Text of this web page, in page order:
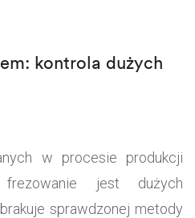
kontrola dużych
w procesie produkcji
frezowanie jest dużych
sprawdzonej metody